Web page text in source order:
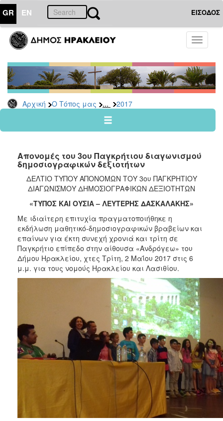
GR EN ΕΙΣΟΔΟΣ
Toggle
Αρχική Ο Τόπος μας ... 2017
ΤΟΠΟΣ
ΜΑΣ
Ανακοινώσεις
Αρχείο
2026
2024
2022
2021
2020
2019
2018
2017
2016
2015
2012
ΔΗΜΟΣ
Απονομές του 3ου Παγκρήτιου διαγωνισμού
δημοσιογραφικών δεξιοτήτων
ΔΕΛΤΙΟ ΤΥΠΟΥ ΑΠΟΝΟΜΩΝ ΤΟΥ 3ου ΠΑΓΚΡΗΤΙΟΥ
ΔΙΑΓΩΝΙΣΜΟΥ ΔΗΜΟΣΙΟΓΡΑΦΙΚΩΝ ΔΕΞΙΟΤΗΤΩΝ
«ΤΥΠΟΣ ΚΑΙ ΟΥΣΙΑ – ΛΕΥΤΕΡΗΣ ΔΑΣΚΑΛΑΚΗΣ»
Με ιδιαίτερη επιτυχία πραγματοποιήθηκε η
εκδήλωση μαθητικό-δημοσιογραφικών βραβείων και
επαίνων για έκτη συνεχή χρονιά και τρίτη σε
Παγκρήτιο επίπεδο στην αίθουσα «Ανδρόγεω» του
Δήμου Ηρακλείου, χτες Τρίτη, 2 Μαΐου 2017 στις 6
μ.μ. για τους νομούς Ηρακλείου και Λασιθίου.